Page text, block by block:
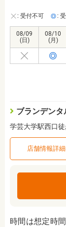
: 受付不可 :
08/09
(日)
08/10
(月)
ブランデンタ
学芸大学駅西口
店舗情報詳
時間は想定時